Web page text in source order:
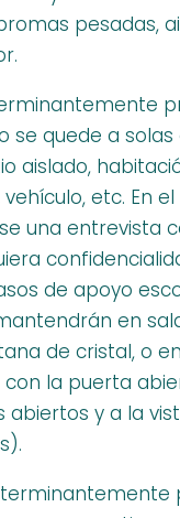
pesadas,
se quede a
aislado,
etc. En
una entrevista
de apoyo
en
de cristal, o
con la puerta
abiertos y a la
terminantemente